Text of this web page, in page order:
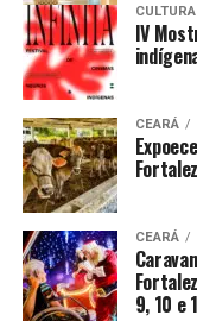
CULTURA
IV
CEARÁ
CEARÁ
9, 10 e